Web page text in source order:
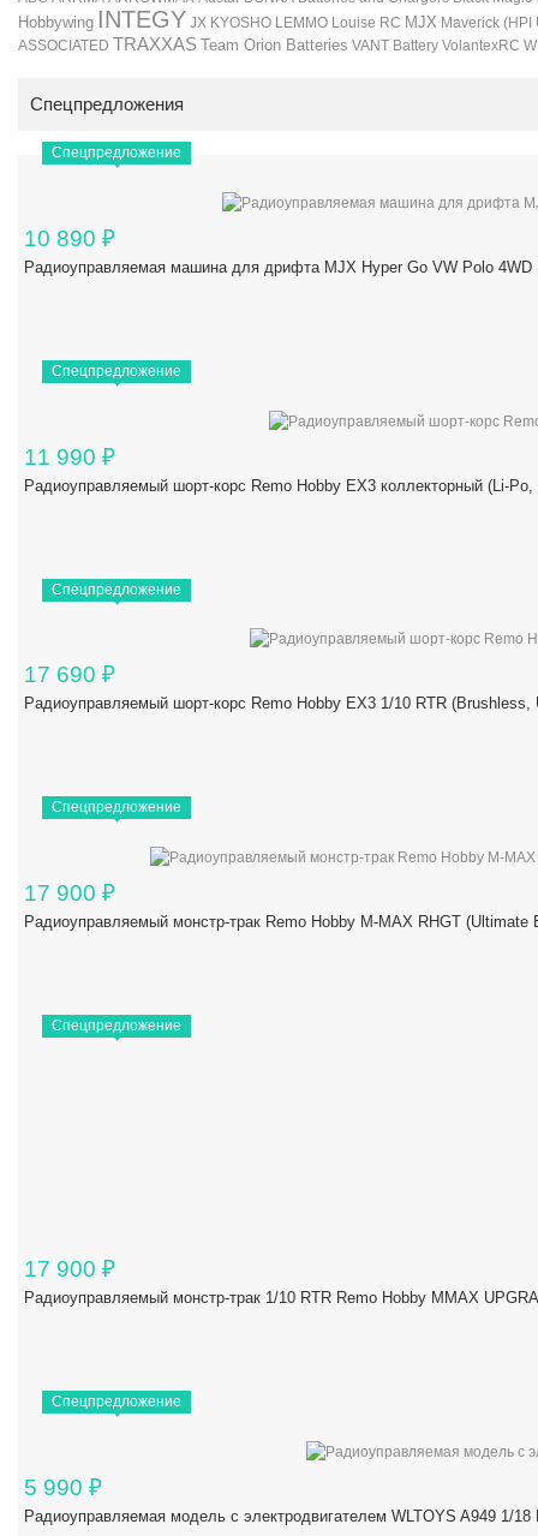
Hobbywing INTEGY JX KYOSHO LEMMO Louise RC MJX Maverick (HPI
ASSOCIATED TRAXXAS Team Orion Batteries VANT Battery VolantexRC
Спецпредложения
Спецпредложение
10 890 ₽
Радиоуправляемая машина для дрифта MJX Hyper Go VW Polo
Спецпредложение
11 990 ₽
Радиоуправляемый шорт-корс Remo Hobby EX3 коллекторный (Li-
Спецпредложение
17 690 ₽
Радиоуправляемый шорт-корс Remo Hobby EX3 1/10 RTR
Спецпредложение
17 900 ₽
Радиоуправляемый монстр-трак Remo Hobby M-MAX RHGT
Спецпредложение
17 900 ₽
Радиоуправляемый монстр-трак 1/10 RTR Remo Hobby MMAX
Спецпредложение
5 990 ₽
Радиоуправляемая модель с электродвигателем WLTOYS A949 1/